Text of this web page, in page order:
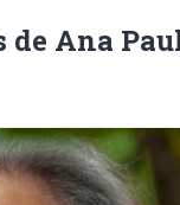
de Ana